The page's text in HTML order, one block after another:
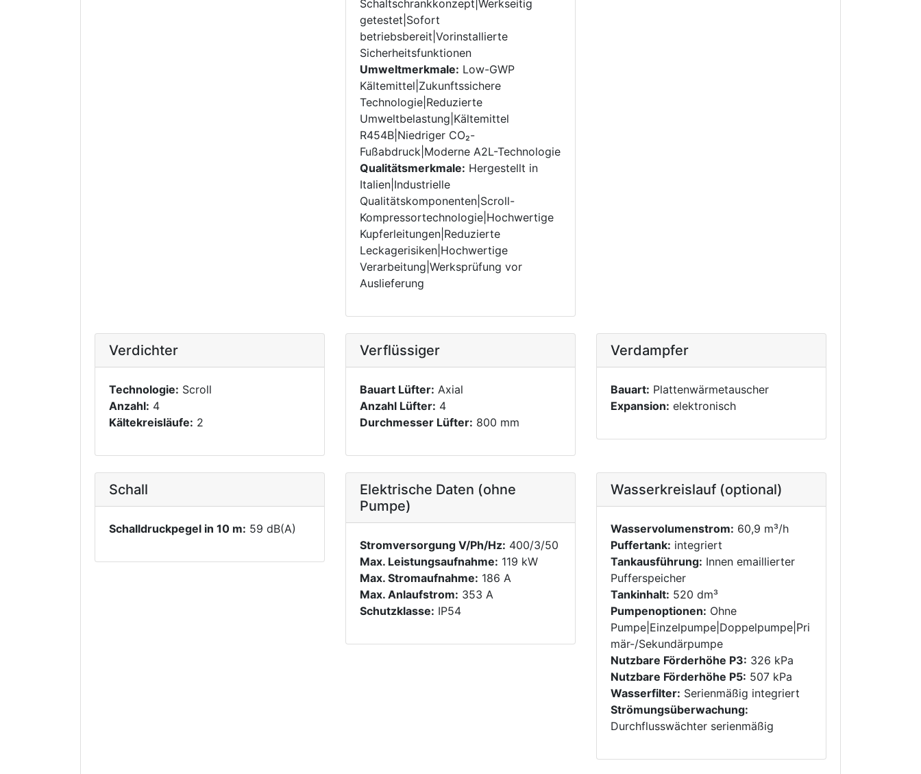
Schaltschrankkonzept|Werkseitig
getestet|Sofort
betriebsbereit|Vorinstallierte
Sicherheitsfunktionen
Umweltmerkmale: Low-GWP
Kältemittel|Zukunftssichere
Technologie|Reduzierte
Umweltbelastung|Kältemittel
R454B|Niedriger CO₂-
Fußabdruck|Moderne A2L-Technologie
Qualitätsmerkmale: Hergestellt in
Italien|Industrielle
Qualitätskomponenten|Scroll-
Kompressortechnologie|Hochwertige
Kupferleitungen|Reduzierte
Leckagerisiken|Hochwertige
Verarbeitung|Werksprüfung vor
Auslieferung
Verdichter
Technologie: Scroll
Anzahl: 4
Kältekreisläufe: 2
Verflüssiger
Bauart Lüfter: Axial
Anzahl Lüfter: 4
Durchmesser Lüfter: 800 mm
Verdampfer
Bauart: Plattenwärmetauscher
Expansion: elektronisch
Schall
Schalldruckpegel in 10 m: 59 dB(A)
Elektrische Daten (ohne
Pumpe)
Stromversorgung V/Ph/Hz: 400/3/50
Max. Leistungsaufnahme: 119 kW
Max. Stromaufnahme: 186 A
Max. Anlaufstrom: 353 A
Schutzklasse: IP54
Wasserkreislauf (optional)
Wasservolumenstrom: 60,9 m³/h
Puffertank: integriert
Tankausführung: Innen emaillierter
Pufferspeicher
Tankinhalt: 520 dm³
Pumpenoptionen: Ohne
Pumpe|Einzelpumpe|Doppelpumpe|Pri
mär-/Sekundärpumpe
Nutzbare Förderhöhe P3: 326 kPa
Nutzbare Förderhöhe P5: 507 kPa
Wasserfilter: Serienmäßig integriert
Strömungsüberwachung:
Durchflusswächter serienmäßig